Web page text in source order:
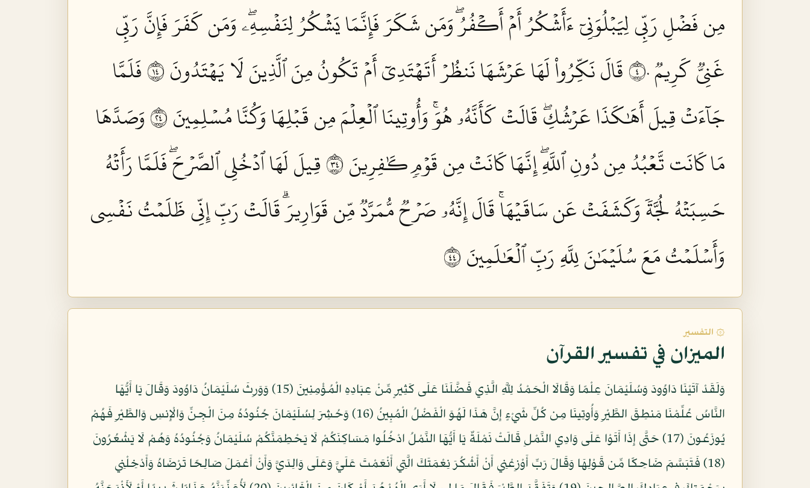
مِن فَضۡلِ رَبِّي لِيَبۡلُوَنِيٓ ءَأَشۡكُرُ أَمۡ أَكۡفُرُۖ وَمَن شَكَرَ فَإِنَّمَا يَشۡكُرُ لِنَفۡسِهِۦۖ وَمَن كَفَرَ فَإِنَّ رَبِّي
غَنِيّٞ كَرِيمٞ ٤٠
قَالَ نَكِّرُواْ لَهَا عَرۡشَهَا نَنظُرۡ أَتَهۡتَدِيٓ أَمۡ تَكُونُ مِنَ ٱلَّذِينَ لَا يَهۡتَدُونَ ٤١
فَلَمَّا
جَآءَتۡ قِيلَ أَهَٰكَذَا عَرۡشُكِۖ قَالَتۡ كَأَنَّهُۥ هُوَۚ وَأُوتِينَا ٱلۡعِلۡمَ مِن قَبۡلِهَا وَكُنَّا مُسۡلِمِينَ ٤٢
وَصَدَّهَا
مَا كَانَت تَّعۡبُدُ مِن دُونِ ٱللَّهِۖ إِنَّهَا كَانَتۡ مِن قَوۡمٖ كَٰفِرِينَ ٤٣
قِيلَ لَهَا ٱدۡخُلِي ٱلصَّرۡحَۖ فَلَمَّا رَأَتۡهُ
حَسِبَتۡهُ لُجَّةٗ وَكَشَفَتۡ عَن سَاقَيۡهَاۚ قَالَ إِنَّهُۥ صَرۡحٞ مُّمَرَّدٞ مِّن قَوَارِيرَۗ قَالَتۡ رَبِّ إِنِّي ظَلَمۡتُ نَفۡسِي
وَأَسۡلَمۡتُ مَعَ سُلَيۡمَٰنَ لِلَّهِ رَبِّ ٱلۡعَٰلَمِينَ ٤٤
۞ التفسير
الميزان في تفسير القرآن
وَلَقَدْ آتَيْنَا دَاوُودَ وَسُلَيْمَانَ عِلْمًا وَقَالَا الْحَمْدُ لِلَّهِ الَّذِي فَضَّلَنَا عَلَى كَثِيرٍ مِّنْ عِبَادِهِ الْمُؤْمِنِينَ (15) وَوَرِثَ سُلَيْمَانُ دَاوُودَ وَقَالَ يَا أَيُّهَا
النَّاسُ عُلِّمْنَا مَنطِقَ الطَّيْرِ وَأُوتِينَا مِن كُلِّ شَيْءٍ إِنَّ هَذَا لَهُوَ الْفَضْلُ الْمُبِينُ (16) وَحُشِرَ لِسُلَيْمَانَ جُنُودُهُ مِنَ الْجِنِّ وَالْإِنسِ وَالطَّيْرِ فَهُمْ
يُوزَعُونَ (17) حَتَّى إِذَا أَتَوْا عَلَى وَادِي النَّمْلِ قَالَتْ نَمْلَةٌ يَا أَيُّهَا النَّمْلُ ادْخُلُوا مَسَاكِنَكُمْ لَا يَحْطِمَنَّكُمْ سُلَيْمَانُ وَجُنُودُهُ وَهُمْ لَا يَشْعُرُونَ
(18) فَتَبَسَّمَ ضَاحِكًا مِّن قَوْلِهَا وَقَالَ رَبِّ أَوْزِعْنِي أَنْ أَشْكُرَ نِعْمَتَكَ الَّتِي أَنْعَمْتَ عَلَيَّ وَعَلَى وَالِدَيَّ وَأَنْ أَعْمَلَ صَالِحًا تَرْضَاهُ وَأَدْخِلْنِي